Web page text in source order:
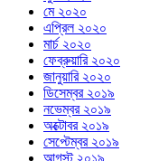
মে ২০২০
এপ্রিল ২০২০
মার্চ ২০২০
ফেব্রুয়ারি ২০২০
জানুয়ারি ২০২০
ডিসেম্বর ২০১৯
নভেম্বর ২০১৯
অক্টোবর ২০১৯
সেপ্টেম্বর ২০১৯
আগস্ট ২০১৯